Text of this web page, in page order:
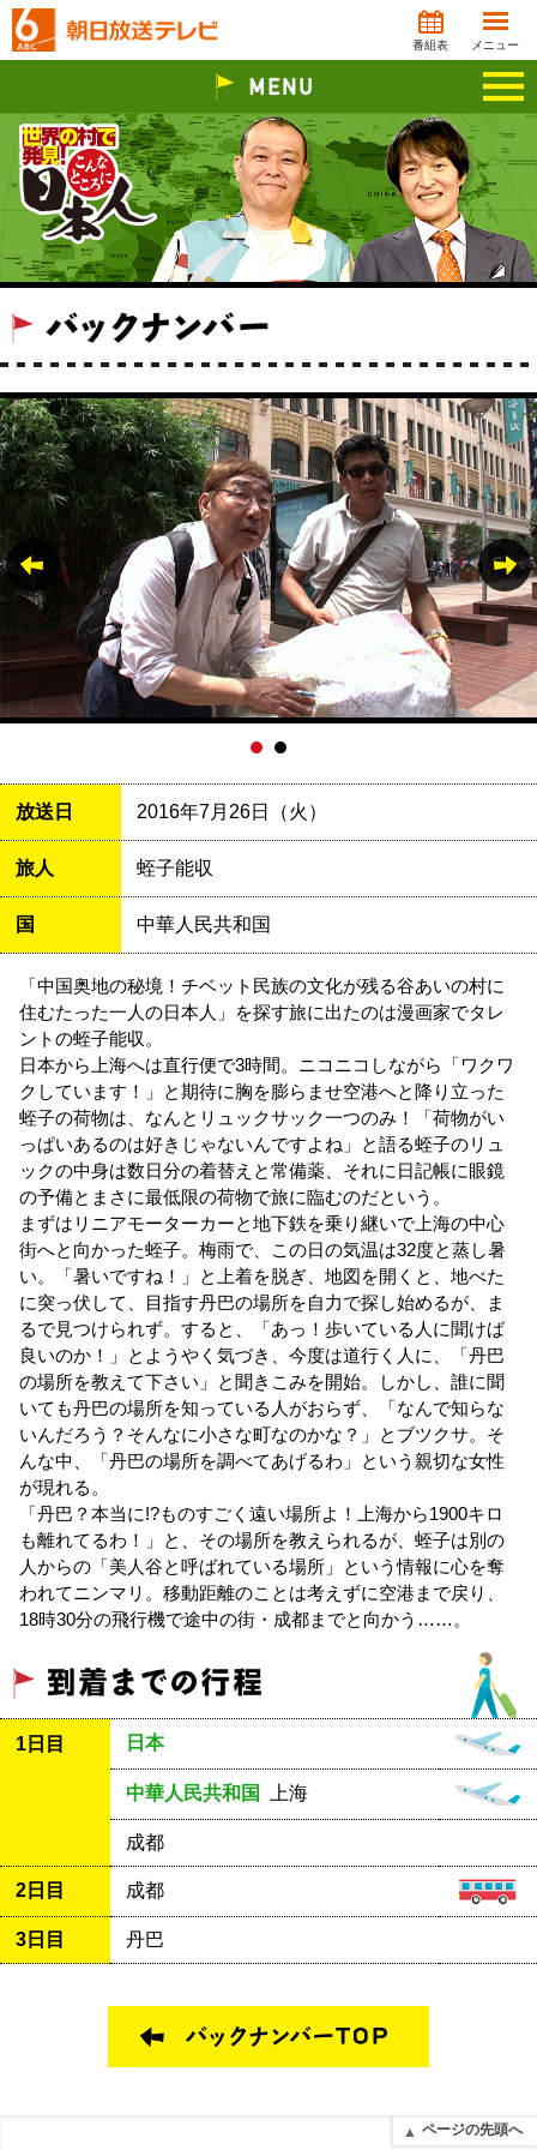
番組表 メニュー
放送日 2016年7月26日（火）
旅人 蛭子能収
国 中華人民共和国
「中国奥地の秘境！チベット民族の文化が残る谷あいの村に
住むたった一人の日本人」を探す旅に出たのは漫画家でタレ
ントの蛭子能収。
日本から上海へは直行便で3時間。ニコニコしながら「ワクワ
クしています！」と期待に胸を膨らませ空港へと降り立った
蛭子の荷物は、なんとリュックサック一つのみ！「荷物がい
っぱいあるのは好きじゃないんですよね」と語る蛭子のリュ
ックの中身は数日分の着替えと常備薬、それに日記帳に眼鏡
の予備とまさに最低限の荷物で旅に臨むのだという。
まずはリニアモーターカーと地下鉄を乗り継いで上海の中心
街へと向かった蛭子。梅雨で、この日の気温は32度と蒸し暑
い。「暑いですね！」と上着を脱ぎ、地図を開くと、地べた
に突っ伏して、目指す丹巴の場所を自力で探し始めるが、ま
るで見つけられず。すると、「あっ！歩いている人に聞けば
良いのか！」とようやく気づき、今度は道行く人に、「丹巴
の場所を教えて下さい」と聞きこみを開始。しかし、誰に聞
いても丹巴の場所を知っている人がおらず、「なんで知らな
いんだろう？そんなに小さな町なのかな？」とブツクサ。そ
んな中、「丹巴の場所を調べてあげるわ」という親切な女性
が現れる。
「丹巴？本当に!?ものすごく遠い場所よ！上海から1900キロ
も離れてるわ！」と、その場所を教えられるが、蛭子は別の
人からの「美人谷と呼ばれている場所」という情報に心を奪
われてニンマリ。移動距離のことは考えずに空港まで戻り、
18時30分の飛行機で途中の街・成都までと向かう……。
1日目 日本
中華人民共和国 上海
成都
2日目 成都
3日目 丹巴
ページの先頭へ